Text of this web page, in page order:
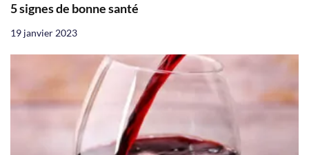
5 signes de bonne santé
19 janvier 2023